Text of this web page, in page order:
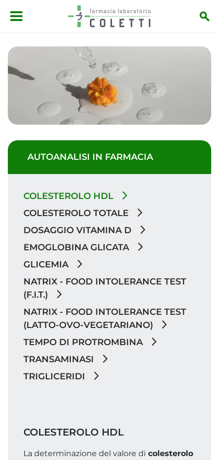
Salta al contenuto principale
AUTOANALISI IN FARMACIA
COLESTEROLO HDL
COLESTEROLO TOTALE
DOSAGGIO VITAMINA D
EMOGLOBINA GLICATA
GLICEMIA
NATRIX - FOOD INTOLERANCE TEST
(F.I.T.)
NATRIX - FOOD INTOLERANCE TEST
(LATTO-OVO-VEGETARIANO)
TEMPO DI PROTROMBINA
TRANSAMINASI
TRIGLICERIDI
COLESTEROLO HDL
La determinazione del valore di colesterolo